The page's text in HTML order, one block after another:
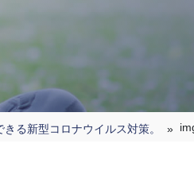
る新型コロナウイルス対策。 »